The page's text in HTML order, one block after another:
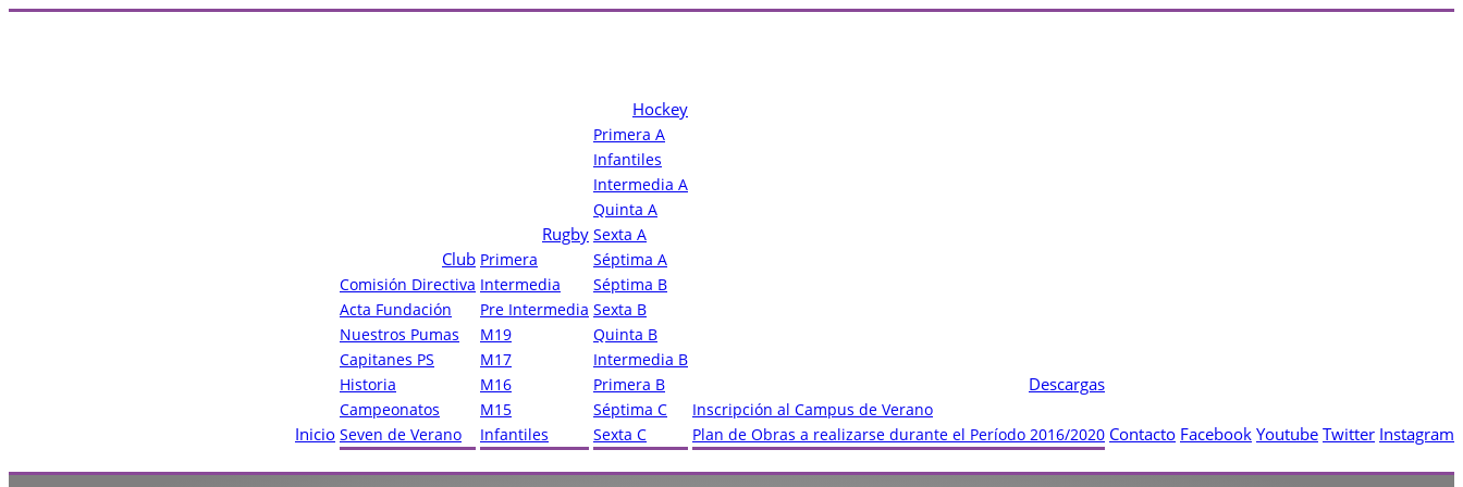
Inicio
Club
Comisión Directiva
Acta Fundación
Nuestros Pumas
Capitanes PS
Historia
Campeonatos
Seven de Verano
Rugby
Primera
Intermedia
Pre Intermedia
M19
M17
M16
M15
Infantiles
Hockey
Primera A
Infantiles
Intermedia A
Quinta A
Sexta A
Séptima A
Séptima B
Sexta B
Quinta B
Intermedia B
Primera B
Séptima C
Sexta C
Descargas
Inscripción al Campus de Verano
Plan de Obras a realizarse durante el Período 2016/2020 Contacto Facebook Youtube Twitter Instagram